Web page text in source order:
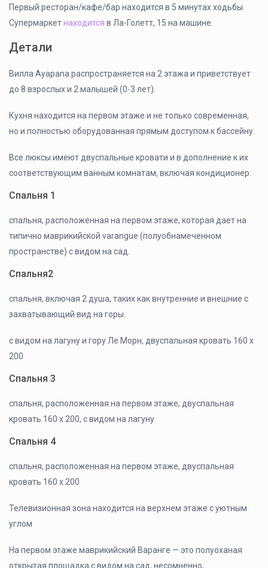
Первый ресторан/кафе/бар находится в 5 минутах ходьбы.
Супермаркетнаходится в Ла-Голетт, 15 на машине.
Детали
Вилла Ayapana распространяется на 2 этажа и приветствует
до 8 взрослых и 2 малышей (0-3 лет).
Кухня находится на первом этаже и не только современная,
но и полностью оборудованная прямым доступом к бассейну.
Все люксы имеют двуспальные кровати и в дополнение к их
соответствующим ванным комнатам, включая кондиционер:
Спальня 1
спальня, расположенная на первом этаже, которая дает на
типично маврикийской varangue (полуобнамеченном
пространстве) с видом на сад.
Спальня2
спальня, включая 2 душа, таких как внутренние и внешние с
захватывающий вид на горы.
с видом на лагуну и гору Ле Морн, двуспальная кровать 160 x
200
Спальня 3
спальня, расположенная на первом этаже, двуспальная
кровать 160 x 200, с видом на лагуну
Спальня 4
спальня, расположенная на первом этаже, двуспальная
кровать 160 x 200
Телевизионная зона находится на верхнем этаже с уютным
углом
На первом этаже маврикийский Варанге — это полуоханая
открытая площадка с видом на сад, несомненно,